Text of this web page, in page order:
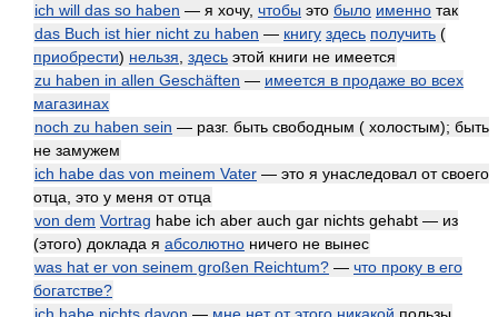
ich will das so haben — я хочу, чтобы это было именно так
das Buch ist hier nicht zu haben — книгу здесь получить (
приобрести) нельзя здесь этой книги не имеется
zu haben in allen Geschäften — имеется в продаже во всех
магазинах
noch zu haben sein — разг. быть свободным ( холостым); быть
не замужем
ich habe das von meinem Vater — это я унаследовал от своего
отца, это у меня от отца
von dem Vortrag habe ich aber auch gar nichts gehabt — из
(этого) доклада я абсолютно ничего не вынес
was hat er von seinem großen Reichtum? — что проку в его
богатстве?